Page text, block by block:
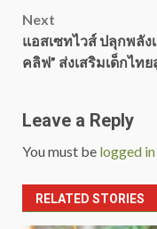
Next
แอสเซทไวส์ ปลุกพลัง
คลิฟ” ส่งเสริมเด็กไท
Leave a Reply
You must be logged in
RELATED STORIES